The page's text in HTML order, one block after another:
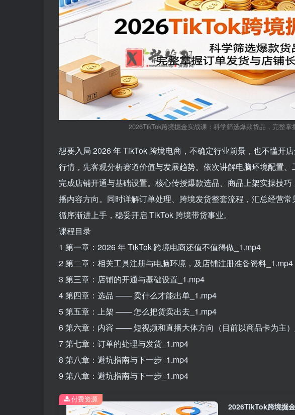
2026TikTok跨境掘金实战课：科学筛选爆款货品，完整
想要入局 2026 年 TikTok 跨境电商，不确定行业前景，也不懂开
行情，先客观分析赛道价值与发展趋势。依次讲解电脑环境配置
完成店铺开通与基础设置。核心传授爆款选品、商品上架实操技
播内容方向。同时详解订单处理、跨境发货整套流程，汇总经营
循序渐进上手，稳妥开启 TikTok 跨境带货事业。
课程目录
1 第一章：2026 年 TikTok 跨境电商还值不值得做_1.mp4
2 第二章：相关工具注册与电脑环境，及店铺注册准备资料_1.mp4
3 第三章：店铺的开通与基础设置_1.mp4
4 第四章：选品 —— 卖什么才能出单_1.mp4
5 第五章：上架 —— 怎么把货卖出去_1.mp4
6 第六章：内容 —— 短视频和直播大体方向（目前以商品卡为主
7 第七章：订单的处理与发货_1.mp4
8 第八章：避坑指南与下一步_1.mp4
9 第八章：避坑指南与下一步_1.mp4
付费资源